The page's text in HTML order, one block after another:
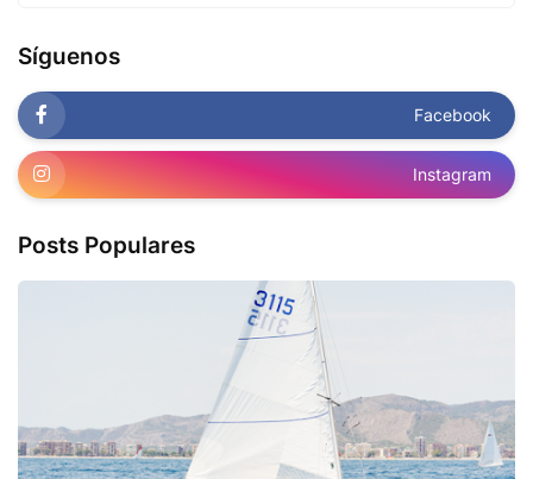
Síguenos
Facebook
Instagram
Posts Populares